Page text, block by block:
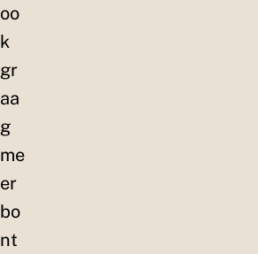
oo
k
gr
aa
g
me
er
bo
nt